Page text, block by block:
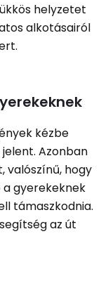
helyzetet
alkotásairól
kézbe
Azonban
valószínű, hogy
gyerekeknek
támaszkodnia.
az út